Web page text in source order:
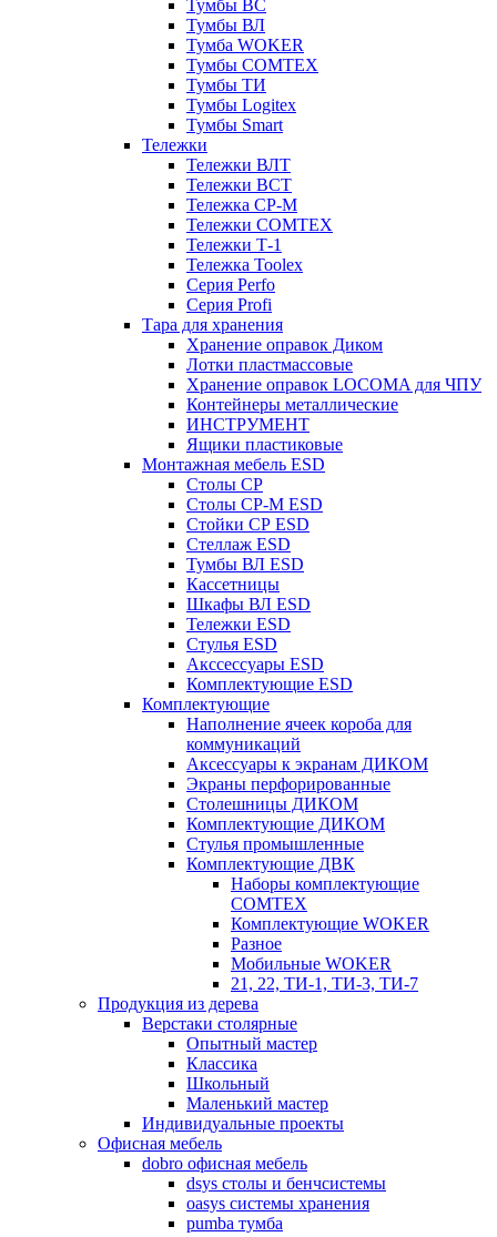
Тумбы ВС
Тумбы ВЛ
Тумба WOKER
Тумбы COMTEX
Тумбы ТИ
Тумбы Logitex
Тумбы Smart
Тележки
Тележки ВЛТ
Тележки ВСТ
Тележка СР-М
Тележки COMTEX
Тележки Т-1
Тележка Toolex
Серия Perfo
Серия Profi
Тара для хранения
Хранение оправок Диком
Лотки пластмассовые
Хранение оправок LOCOMA для ЧПУ
Контейнеры металлические
ИНСТРУМЕНТ
Ящики пластиковые
Монтажная мебель ESD
Столы СР
Столы СР-М ESD
Стойки СР ESD
Стеллаж ESD
Тумбы ВЛ ESD
Кассетницы
Шкафы ВЛ ESD
Тележки ESD
Стулья ESD
Акссессуары ESD
Комплектующие ESD
Комплектующие
Наполнение ячеек короба для
коммуникаций
Аксессуары к экранам ДИКОМ
Экраны перфорированные
Cтолешницы ДИКОМ
Комплектующие ДИКОМ
Стулья промышленные
Комплектующие ДВК
Наборы комплектующие
COMTEX
Комплектующие WOKER
Разное
Мобильные WOKER
21, 22, ТИ-1, ТИ-3, ТИ-7
Продукция из дерева
Верстаки столярные
Опытный мастер
Классика
Школьный
Маленький мастер
Индивидуальные проекты
Офисная мебель
dobro офисная мебель
dsys столы и бенчсистемы
oasys системы хранения
pumba тумба